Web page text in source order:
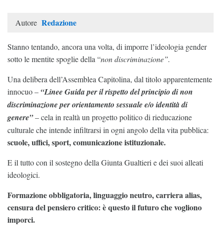
Autore Redazione
Stanno tentando, ancora una volta, di imporre l’ideologia gender
sotto le mentite spoglie della “non discriminazione”.
Una delibera dell’Assemblea Capitolina, dal titolo apparentemente
innocuo – “Linee Guida per il rispetto del principio di non
discriminazione per orientamento sessuale e/o identità di
genere”– cela in realtà un progetto politico di rieducazione
culturale che intende infiltrarsi in ogni angolo della vita pubblica:
scuole, uffici, sport, comunicazione istituzionale.
E il tutto con il sostegno della Giunta Gualtieri e dei suoi alleati
ideologici.
Formazione obbligatoria, linguaggio neutro, carriera alias,
censura del pensiero critico: è questo il futuro che vogliono
imporci.